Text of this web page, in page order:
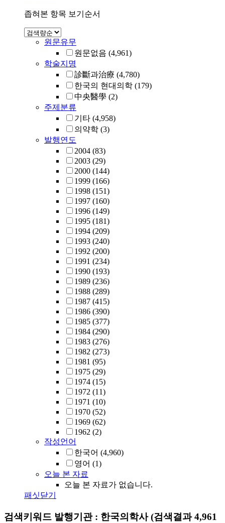
좁혀본 항목 보기순서
원문유무
원문없음 (4,961)
학술지명
診斷과治療 (4,780)
한국의 현대의학 (179)
中央醫學 (2)
주제분류
기타 (4,958)
의약학 (3)
발행연도
2004 (83)
2003 (29)
2000 (144)
1999 (166)
1998 (151)
1997 (160)
1996 (149)
1995 (181)
1994 (209)
1993 (240)
1992 (200)
1991 (234)
1990 (193)
1989 (236)
1988 (289)
1987 (415)
1986 (390)
1985 (377)
1984 (290)
1983 (276)
1982 (273)
1981 (95)
1975 (29)
1974 (15)
1972 (11)
1971 (10)
1970 (52)
1969 (62)
1962 (2)
작성언어
한국어 (4,960)
영어 (1)
오늘 본 자료
오늘 본 자료가 없습니다.
패싯닫기
검색키워드 발행기관 : 한국의학사(검색결과 4,961